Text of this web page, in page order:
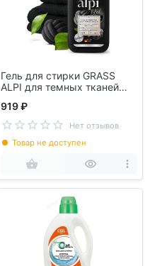
Гель для стирки GRASS
ALPI для темных тканей
919 ₽
Нет отзывов
Товар не доступен